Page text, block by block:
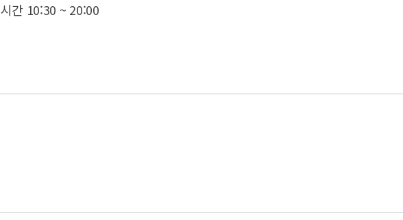
시간 10:30 ~ 20:00